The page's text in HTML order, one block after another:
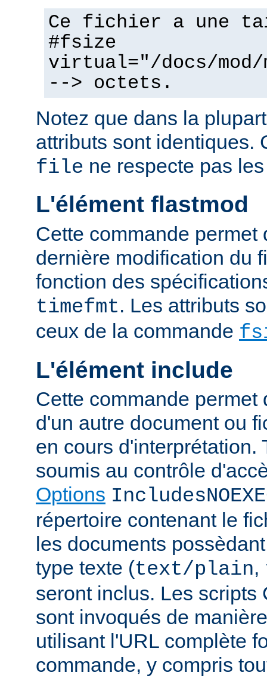
Ce fichier a une
#fsize
virtual="/docs/mod/
--> octets.
Notez que dans la
attributs sont identiques.
file ne respecte pas
L'élément flastmod
Cette commande permet
dernière modification du
fonction des
timefmt. Les attributs
ceux de la commande
L'élément include
Cette commande permet
d'un autre document ou
en cours d'interprétation.
soumis au contrôle
Options
répertoire contenant le
les documents
type texte (text/plain,
seront inclus. Les scripts
sont invoqués de
utilisant l'URL complète
commande, y compris